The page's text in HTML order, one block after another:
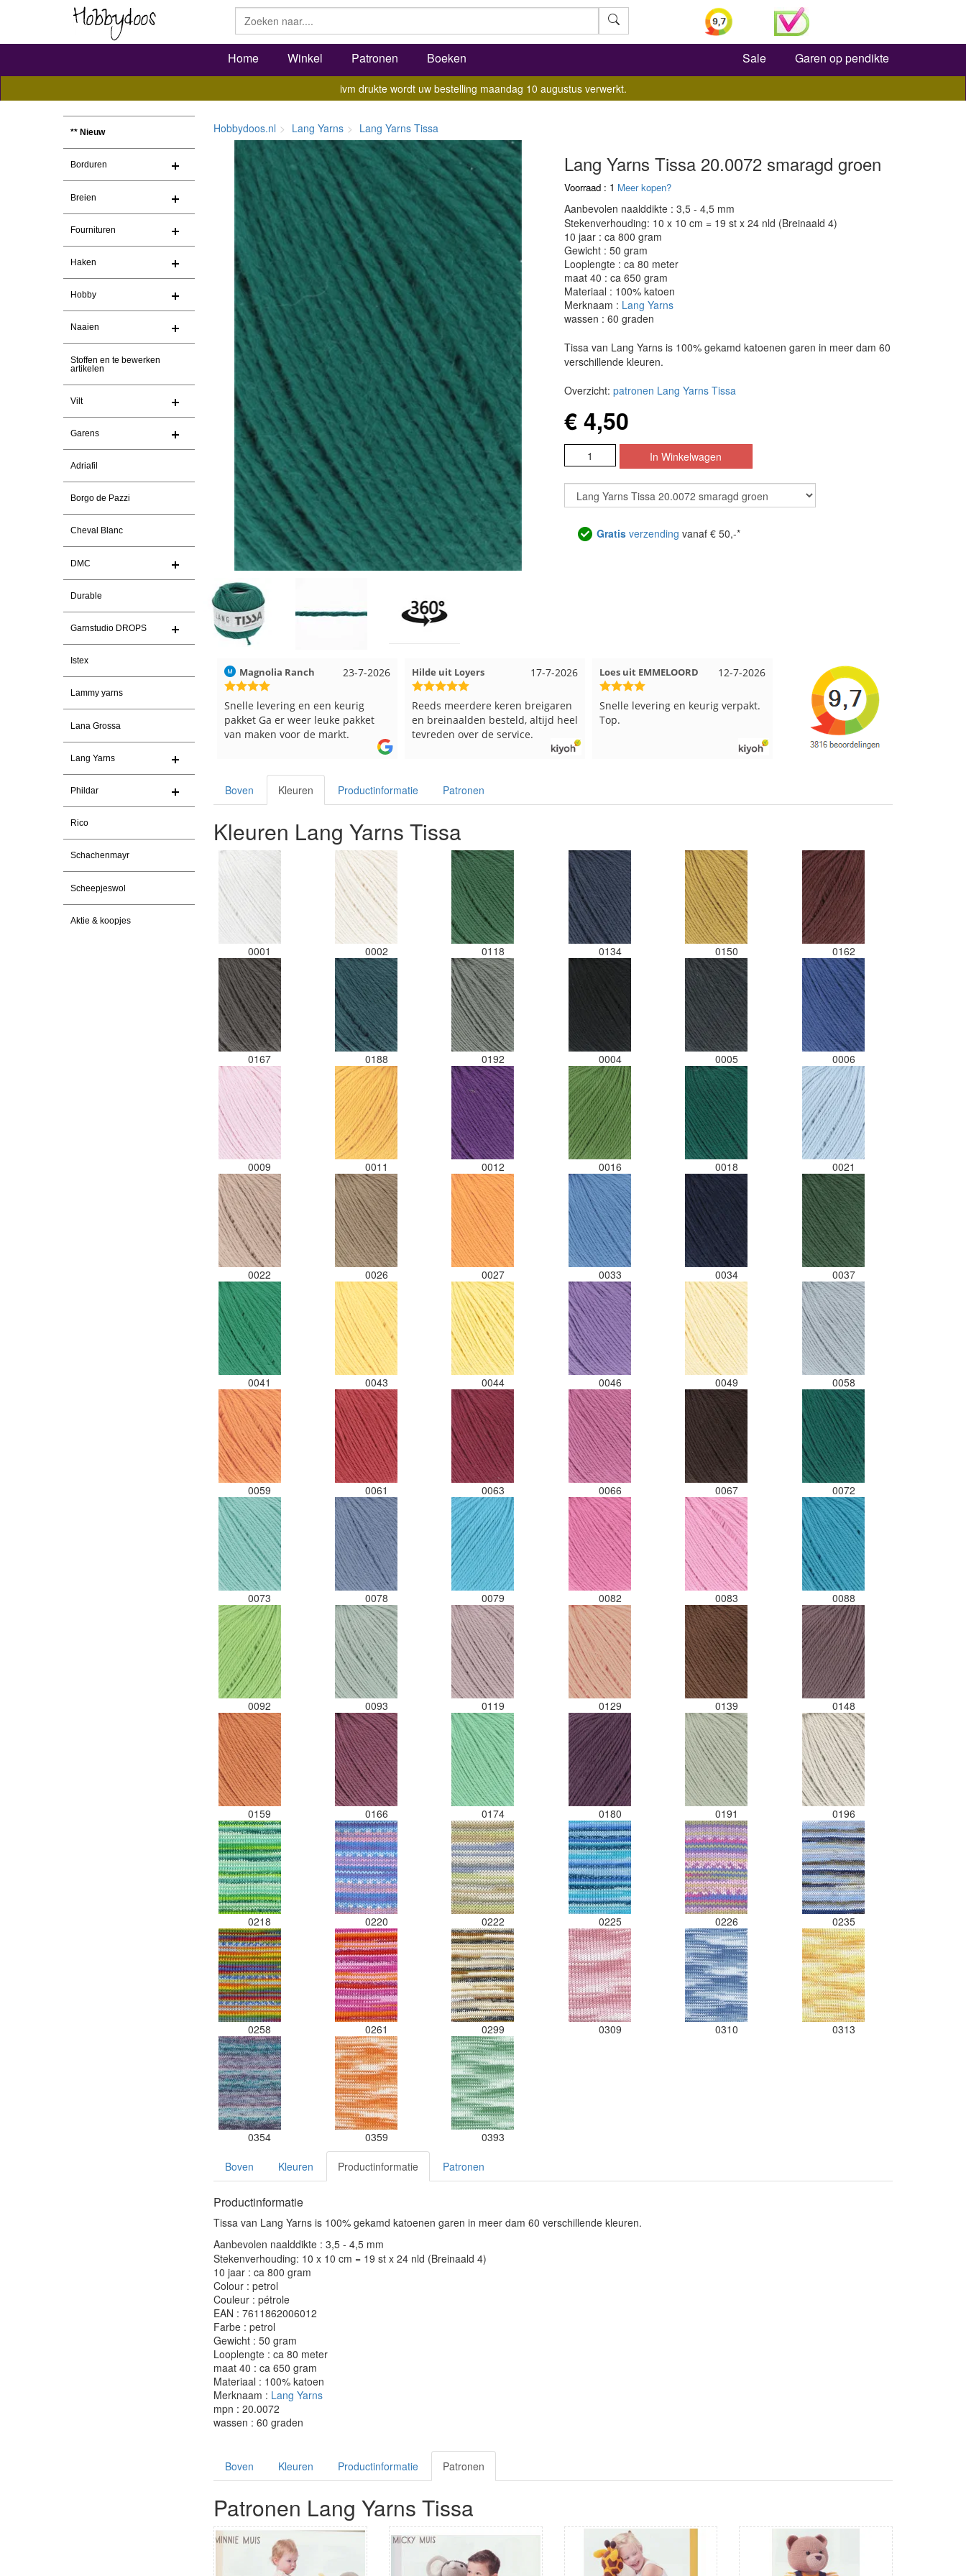
Zoeken
Home Winkel Patronen Boeken Sale Garen op pendikte
ivm drukte wordt uw bestelling maandag 10 augustus verwerkt.
** Nieuw
Borduren
Breien
Fournituren
Haken
Hobby
Naaien
Stoffen en te bewerken
artikelen
Vilt
Garens
Adriafil
Borgo de Pazzi
Cheval Blanc
DMC
Durable
Garnstudio DROPS
Istex
Lammy yarns
Lana Grossa
Lang Yarns
Phildar
Rico
Schachenmayr
Scheepjeswol
Aktie & koopjes
Hobbydoos.nl Lang Yarns Lang Yarns Tissa
Lang Yarns Tissa 20.0072 smaragd groen
Voorraad : 1 Meer kopen?
Aanbevolen naalddikte : 3,5 - 4,5 mm
Stekenverhouding: 10 x 10 cm = 19 st x 24 nld (Breinaald 4)
10 jaar : ca 800 gram
Gewicht : 50 gram
Looplengte : ca 80 meter
maat 40 : ca 650 gram
Materiaal : 100% katoen
Merknaam : Lang Yarns
wassen : 60 graden
Tissa van Lang Yarns is 100% gekamd katoenen garen in meer dam 60
verschillende kleuren.
Overzicht: patronen Lang Yarns Tissa
€ 4,50
Gratisverzending vanaf € 50,-*
Snelle levering en een keurig
pakket Ga er weer leuke pakket
17-7-2026
Hilde uit Loyers
Reeds meerdere keren breigaren
en breinaalden besteld, altijd heel
tevreden over de service.
12-7-2026
Loes uit EMMELOORD
Snelle levering en keurig verpakt.
Top.
12-7-2026
Nell uit Beuningen
Goed verpakt en snelgeleverd
Wendy uit Amsterdam
Ruime keus aan viltwol, mooie
kleuren en goede kwaliteit. Snel
verzonden. Enigste wat ik een
beetje jammer vind is dat alles los
los in een doos gestopt. Geen
uitzoeken welke kleurcode bij
welke bol hoort. Had ook 3x 50
gram zwart besteld maar door de
andere bollen zitten er nu
verschillende kleuren vezels in
het zwart. Dat vind ik erg jammer.
Als ik nu wil nabestellen moet ik
maar hopen dat ik de juiste
kleurcode bij de juiste bol heb
gedaan. Misschien een tip om de
kleuren apart in te pakken met
een sticker welke kleur het is?
Desondanks zou ik deze shop
zeker wel aanbevelen wat betreft
de viltwol. Goede prijs/kwaliteit
verhouding.
Boven Kleuren Productinformatie Patronen
Kleuren Lang Yarns Tissa
0001 0002 0118 0134 0150 0162
0167 0188 0192 0004 0005 0006
0009 0011 0012 0016 0018 0021
0022 0026 0027 0033 0034 0037
0041 0043 0044 0046 0049 0058
0059 0061 0063 0066 0067 0072
0073 0078 0079 0082 0083 0088
0092 0093 0119 0129 0139 0148
0159 0166 0174 0180 0191 0196
0218 0220 0222 0225 0226 0235
0258 0261 0299 0309 0310 0313
0354 0359 0393
Boven Kleuren Productinformatie Patronen
Productinformatie
Tissa van Lang Yarns is 100% gekamd katoenen garen in meer dam 60 verschillende kleuren.
Aanbevolen naalddikte : 3,5 - 4,5 mm
Stekenverhouding: 10 x 10 cm = 19 st x 24 nld (Breinaald 4)
10 jaar : ca 800 gram
Colour : petrol
Couleur : pétrole
EAN : 7611862006012
Farbe : petrol
Gewicht : 50 gram
Looplengte : ca 80 meter
maat 40 : ca 650 gram
Materiaal : 100% katoen
Merknaam : Lang Yarns
mpn : 20.0072
wassen : 60 graden
Boven Kleuren Productinformatie Patronen
Patronen Lang Yarns Tissa